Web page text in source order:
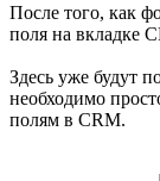
После того, как
поля на вкладке
Здесь уже будут
необходимо
полям в CRM.